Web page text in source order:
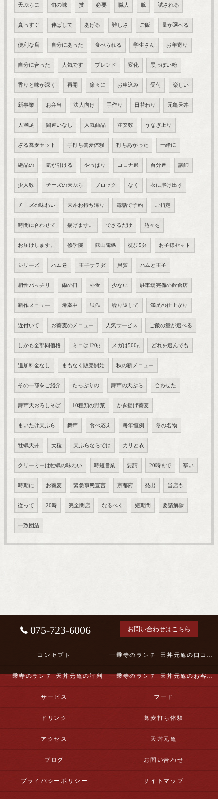
天ぷらに 旬の味 技 必要 職人 腕 試される
真っすぐ 伸ばして あげる 難しさ ご飯 量が選べる
便利な店 自分にあった 食べられる 学生さん お年寄り
自分に合った 人気です ブレンド 変化 黒っぽい粉
香りと味が深く 再開 徐々に お申込み 受付 楽しい
新事業 お弁当 法人向け 手作り 日替わり 元亀天丼
大満足 間違いなし 人気商品 注文数 うなぎ上り
ざる蕎麦セット 手打ち蕎麦体験 打ちあがった 一緒に
絶品の 気が引ける やっぱり コロナ過 自分達 講師
少人数 チーズの天ぷら ブロック なく 衣に溶け出す
チーズの味わい 天丼お持ち帰り 電話で予約 ご指定
時間に合わせて 揚げます。 できるだけ 熱々を
お届けします。 修学院 叡山電鉄 徒歩5分 お子様セット
シリーズ ハム巻 玉子サラダ 異質 ハムと玉子
相性バッチリ 雨の日 外食 少ない 駐車場完備の飲食店
新作メニュー 考案中 試作 繰り返して 満足の仕上がり
近付いて お蕎麦のメニュー 人気サービス ご飯の量が選べる
しかも全部同価格 ミニは120g メガは500g どれを選んでも
追加料金なし まもなく販売開始 秋の新メニュー
その一部をご紹介 たっぷりの 舞茸の天ぷら 合わせた
舞茸天おろしそば 10種類の野菜 かき揚げ蕎麦
まいたけ天ぷら 舞茸 食べ応え 毎年恒例 冬の名物
牡蠣天丼 大粒 天ぷらならでは カリと衣
クリーミーは牡蠣の味わい 時短営業 要請 20時まで 寒い
時期に お蕎麦 緊急事態宣言 京都府 発出 当店も
従って 20時 完全閉店 なるべく 短期間 要請解除
一致団結
075-723-6006 お問い合わせはこちら
コンセプト 一乗寺のランチ･天丼元亀の口コミ情報
一乗寺のランチ･天丼元亀の評判 一乗寺のランチ･天丼元亀のお客様の声
サービス フード
ドリンク 蕎麦打ち体験
アクセス 天丼元亀
ブログ お問い合わせ
プライバシーポリシー サイトマップ